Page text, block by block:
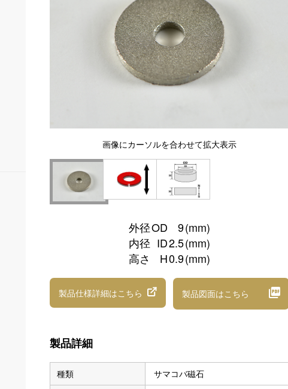
画像にカーソルを合わせて拡大表示
外径OD 9(mm)
内径 ID2.5(mm)
高さ
H0.9(mm)
製品仕様詳細はこちら 製品図面はこちら
製品詳細
種類
サマコバ磁石